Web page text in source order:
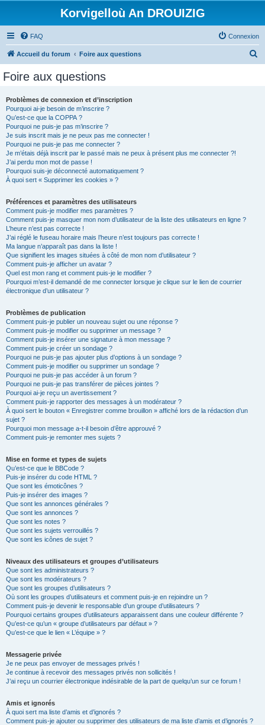
Korvigelloù An DROUIZIG
FAQ Connexion
Accueil du forum Foire aux questions
Foire aux questions
Problèmes de connexion et d’inscription
Pourquoi ai-je besoin de m’inscrire ?
Qu’est-ce que la COPPA ?
Pourquoi ne puis-je pas m’inscrire ?
Je suis inscrit mais je ne peux pas me connecter !
Pourquoi ne puis-je pas me connecter ?
Je m’étais déjà inscrit par le passé mais ne peux à présent plus me connecter ?!
J’ai perdu mon mot de passe !
Pourquoi suis-je déconnecté automatiquement ?
À quoi sert « Supprimer les cookies » ?
Préférences et paramètres des utilisateurs
Comment puis-je modifier mes paramètres ?
Comment puis-je masquer mon nom d’utilisateur de la liste des utilisateurs en ligne ?
L’heure n’est pas correcte !
J’ai réglé le fuseau horaire mais l’heure n’est toujours pas correcte !
Ma langue n’apparaît pas dans la liste !
Que signifient les images situées à côté de mon nom d’utilisateur ?
Comment puis-je afficher un avatar ?
Quel est mon rang et comment puis-je le modifier ?
Pourquoi m’est-il demandé de me connecter lorsque je clique sur le lien de courrier
électronique d’un utilisateur ?
Problèmes de publication
Comment puis-je publier un nouveau sujet ou une réponse ?
Comment puis-je modifier ou supprimer un message ?
Comment puis-je insérer une signature à mon message ?
Comment puis-je créer un sondage ?
Pourquoi ne puis-je pas ajouter plus d’options à un sondage ?
Comment puis-je modifier ou supprimer un sondage ?
Pourquoi ne puis-je pas accéder à un forum ?
Pourquoi ne puis-je pas transférer de pièces jointes ?
Pourquoi ai-je reçu un avertissement ?
Comment puis-je rapporter des messages à un modérateur ?
À quoi sert le bouton « Enregistrer comme brouillon » affiché lors de la rédaction d’un
sujet ?
Pourquoi mon message a-t-il besoin d’être approuvé ?
Comment puis-je remonter mes sujets ?
Mise en forme et types de sujets
Qu’est-ce que le BBCode ?
Puis-je insérer du code HTML ?
Que sont les émoticônes ?
Puis-je insérer des images ?
Que sont les annonces générales ?
Que sont les annonces ?
Que sont les notes ?
Que sont les sujets verrouillés ?
Que sont les icônes de sujet ?
Niveaux des utilisateurs et groupes d’utilisateurs
Que sont les administrateurs ?
Que sont les modérateurs ?
Que sont les groupes d’utilisateurs ?
Où sont les groupes d’utilisateurs et comment puis-je en rejoindre un ?
Comment puis-je devenir le responsable d’un groupe d’utilisateurs ?
Pourquoi certains groupes d’utilisateurs apparaissent dans une couleur différente ?
Qu’est-ce qu’un « groupe d’utilisateurs par défaut » ?
Qu’est-ce que le lien « L’équipe » ?
Messagerie privée
Je ne peux pas envoyer de messages privés !
Je continue à recevoir des messages privés non sollicités !
J’ai reçu un courrier électronique indésirable de la part de quelqu’un sur ce forum !
Amis et ignorés
À quoi sert ma liste d’amis et d’ignorés ?
Comment puis-je ajouter ou supprimer des utilisateurs de ma liste d’amis et d’ignorés ?